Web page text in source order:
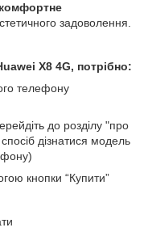
комфортне
задоволення.
X8 4G, потрібно:
телефону
до розділу "про
дізнатися модель
кнопки “Купити”